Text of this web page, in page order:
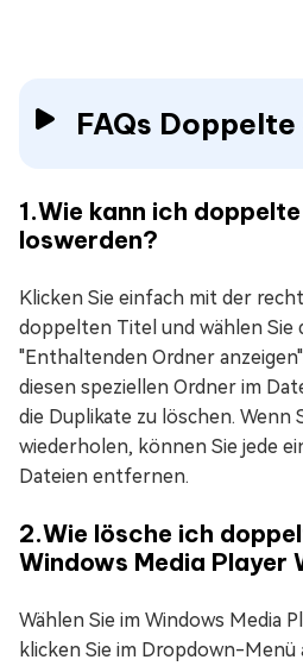
FAQs Doppelte
1.Wie kann ich
loswerden?
Klicken Sie einfach mit der
doppelten Titel und wählen Sie
"Enthaltenden Ordner
diesen speziellen Ordner im
die Duplikate zu löschen. Wenn
wiederholen, können Sie jede
Dateien entfernen.
2.Wie lösche ich
Windows Media Player
Wählen Sie im Windows Media
klicken Sie im Dropdown-Menü